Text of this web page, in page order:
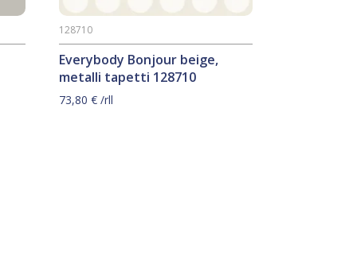
Everybody Bonjour beige,
metalli tapetti 128710
128710
73,80€ /rll